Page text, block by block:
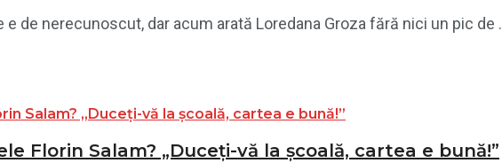
de nerecunoscut, dar acum arată Loredana Groza fără nici un pic de
Florin Salam? „Duceți-vă la școală, cartea e bună!”